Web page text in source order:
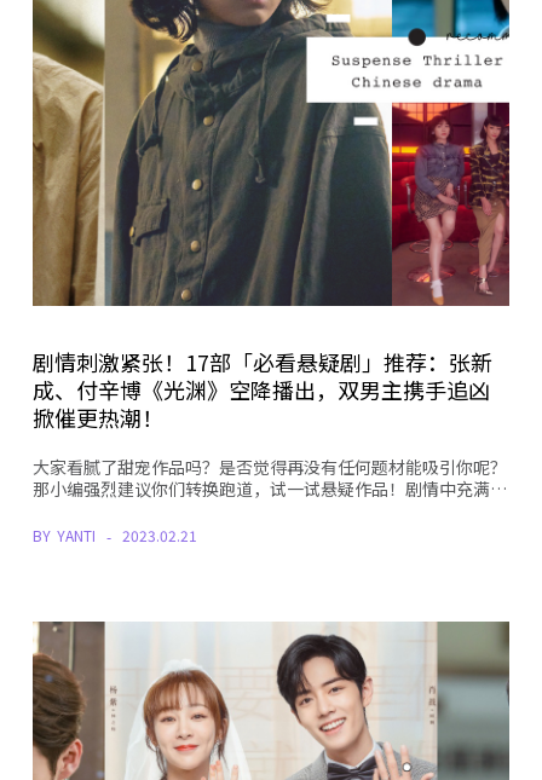
剧情刺激紧张！17部「必看悬疑剧」推荐：张新
成、付辛博《光渊》空降播出，双男主携手追凶
掀催更热潮！
大家看腻了甜宠作品吗？是否觉得再没有任何题材能吸引你呢？
那小编强烈建议你们转换跑道，试一试悬疑作品！剧情中充满…
BY YANTI 2023.02.21